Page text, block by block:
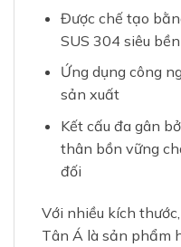
Được chế tạo
SUS 304 siêu bền
Ứng dụng công
sản xuất
Kết cấu đa gân
thân bồn vững
đối
Với nhiều kích
Tân Á là sản phẩm